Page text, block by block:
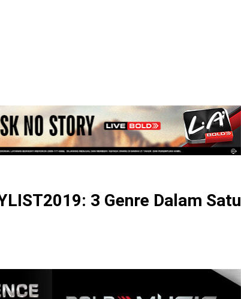
3 Genre Dalam Satu